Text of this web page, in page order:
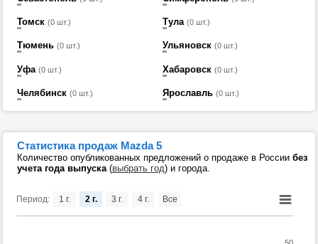
Томск (0 шт.) Тула (0 шт.)
Тюмень (0 шт.) Ульяновск (0 шт.)
Уфа (0 шт.) Хабаровск (0 шт.)
Челябинск (0 шт.) Ярославль (0 шт.)
Статистика продаж Mazda 5
Количество опубликованных предложений о продаже в России без
учета года выпуска(выбрать год) и города.
Период:
50
1 г. 2 г. 3 г. 4 г. Все